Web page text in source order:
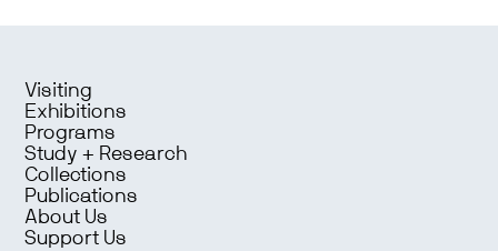
Visiting
Exhibitions
Programs
Study + Research
Collections
Publications
About Us
Support Us